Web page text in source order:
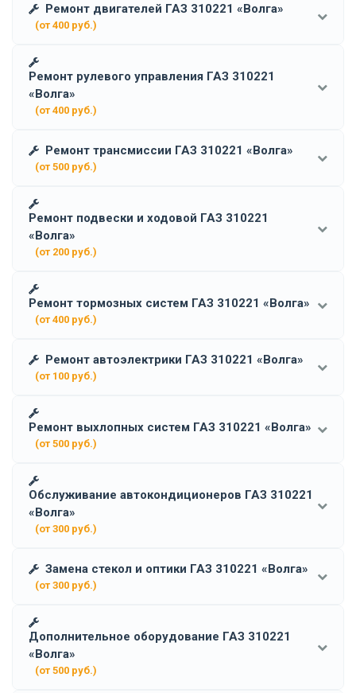
Ремонт двигателей ГАЗ 310221 «Волга»
(от 400 руб.)
Ремонт рулевого управления ГАЗ 310221
«Волга»
(от 400 руб.)
Ремонт трансмиссии ГАЗ 310221 «Волга»
(от 500 руб.)
Ремонт подвески и ходовой ГАЗ 310221
«Волга»
(от 200 руб.)
Ремонт тормозных систем ГАЗ 310221 «Волга»
(от 400 руб.)
Ремонт автоэлектрики ГАЗ 310221 «Волга»
(от 100 руб.)
Ремонт выхлопных систем ГАЗ 310221 «Волга»
(от 500 руб.)
Обслуживание автокондиционеров ГАЗ 310221
«Волга»
(от 300 руб.)
Замена стекол и оптики ГАЗ 310221 «Волга»
(от 300 руб.)
Дополнительное оборудование ГАЗ 310221
«Волга»
(от 500 руб.)